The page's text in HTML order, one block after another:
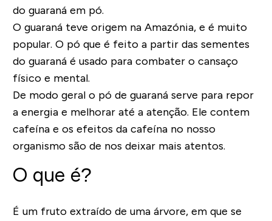
do guaraná em pó.
O guaraná teve origem na Amazónia, e é muito
popular. O pó que é feito a partir das sementes
do guaraná é usado para combater o cansaço
físico e mental.
De modo geral o pó de guaraná serve para repor
a energia e melhorar até a atenção. Ele contem
cafeína e os efeitos da cafeína no nosso
organismo são de nos deixar mais atentos.
O que é?
É um fruto extraído de uma árvore, em que se